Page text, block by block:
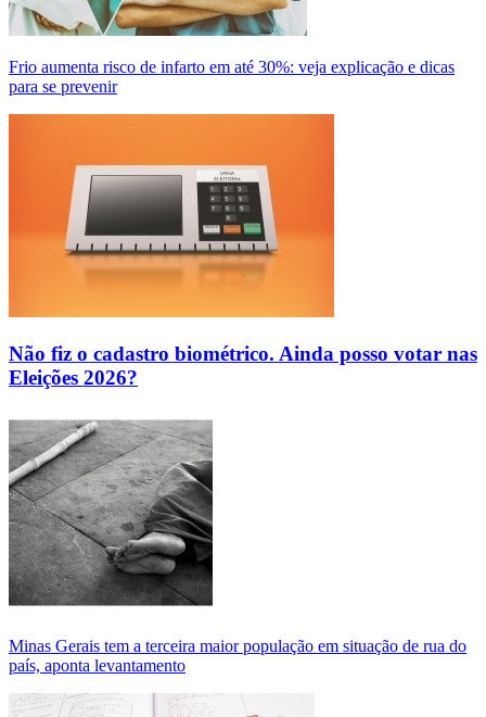
Frio aumenta risco de infarto em até 30%: veja explicação e dicas
para se prevenir
Não fiz o cadastro biométrico. Ainda posso votar nas
Eleições 2026?
Minas Gerais tem a terceira maior população em situação de rua do
país, aponta levantamento